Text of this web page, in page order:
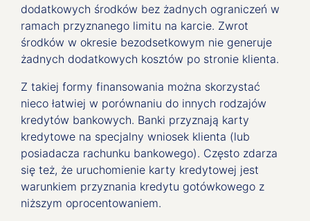
dodatkowych środków bez żadnych ograniczeń w
ramach przyznanego limitu na karcie. Zwrot
środków w okresie bezodsetkowym nie generuje
żadnych dodatkowych kosztów po stronie klienta.
Z takiej formy finansowania można skorzystać
nieco łatwiej w porównaniu do innych rodzajów
kredytów bankowych. Banki przyznają karty
kredytowe na specjalny wniosek klienta (lub
posiadacza rachunku bankowego). Często zdarza
się też, że uruchomienie karty kredytowej jest
warunkiem przyznania kredytu gotówkowego z
niższym oprocentowaniem.